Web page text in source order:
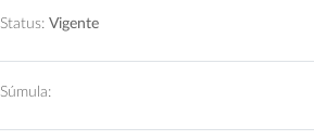
Status: Vigente
Súmula: